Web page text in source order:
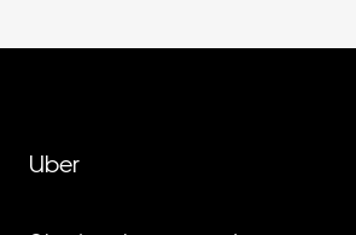
Uber